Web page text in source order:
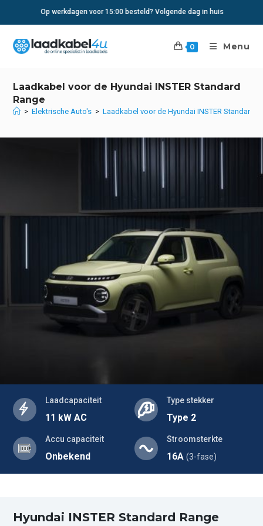
Op werkdagen voor 15:00 besteld? Volgende dag in huis
0 Menu
Laadkabel voor de Hyundai INSTER Standard
Range
> Elektrische Auto's > Laadkabel voor de Hyundai INSTER Standard
Laadcapaciteit
11 kW AC
Type stekker
Type 2
Accu capaciteit
Onbekend
Stroomsterkte
16A (3-fase)
Hyundai INSTER Standard Range